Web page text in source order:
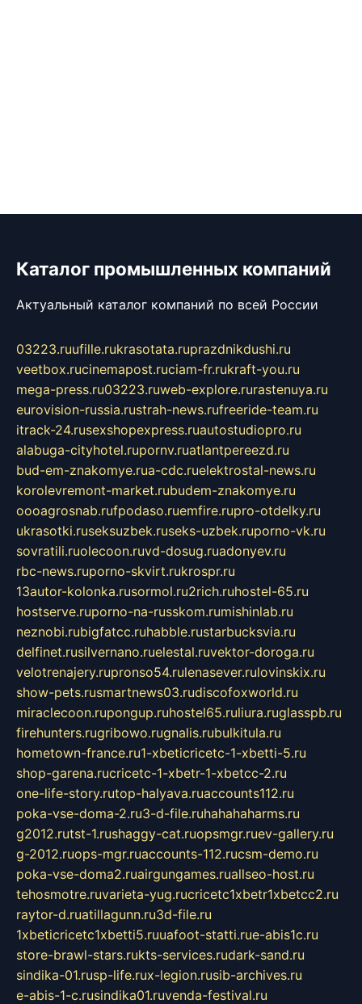
Каталог промышленных компаний
Актуальный каталог компаний по всей России
03223.ruufille.rukrasotata.ruprazdnikdushi.ru
veetbox.rucinemapost.ruciam-fr.rukraft-you.ru
mega-press.ru03223.ruweb-explore.rurastenuya.ru
eurovision-russia.rustrah-news.rufreeride-team.ru
itrack-24.rusexshopexpress.ruautostudiopro.ru
alabuga-cityhotel.rupornv.ruatlantpereezd.ru
bud-em-znakomye.rua-cdc.ruelektrostal-news.ru
korolevremont-market.rubudem-znakomye.ru
oooagrosnab.rufpodaso.ruemfire.rupro-otdelky.ru
ukrasotki.ruseksuzbek.ruseks-uzbek.ruporno-vk.ru
sovratili.ruolecoon.ruvd-dosug.ruadonyev.ru
rbc-news.ruporno-skvirt.rukrospr.ru
13autor-kolonka.rusormol.ru2rich.ruhostel-65.ru
hostserve.ruporno-na-russkom.rumishinlab.ru
neznobi.rubigfatcc.ruhabble.rustarbucksvia.ru
delfinet.rusilvernano.ruelestal.ruvektor-doroga.ru
velotrenajery.rupronso54.rulenasever.rulovinskix.ru
show-pets.rusmartnews03.rudiscofoxworld.ru
miraclecoon.rupongup.ruhostel65.ruliura.ruglasspb.ru
firehunters.rugribowo.rugnalis.rubulkitula.ru
hometown-france.ru1-xbeticricetc-1-xbetti-5.ru
shop-garena.rucricetc-1-xbetr-1-xbetcc-2.ru
one-life-story.rutop-halyava.ruaccounts112.ru
poka-vse-doma-2.ru3-d-file.ruhahahaharms.ru
g2012.rutst-1.rushaggy-cat.ruopsmgr.ruev-gallery.ru
g-2012.ruops-mgr.ruaccounts-112.rucsm-demo.ru
poka-vse-doma2.ruairgungames.ruallseo-host.ru
tehosmotre.ruvarieta-yug.rucricetc1xbetr1xbetcc2.ru
raytor-d.ruatillagunn.ru3d-file.ru
1xbeticricetc1xbetti5.ruuafoot-statti.rue-abis1c.ru
store-brawl-stars.rukts-services.rudark-sand.ru
sindika-01.rusp-life.rux-legion.rusib-archives.ru
e-abis-1-c.rusindika01.ruvenda-festival.ru